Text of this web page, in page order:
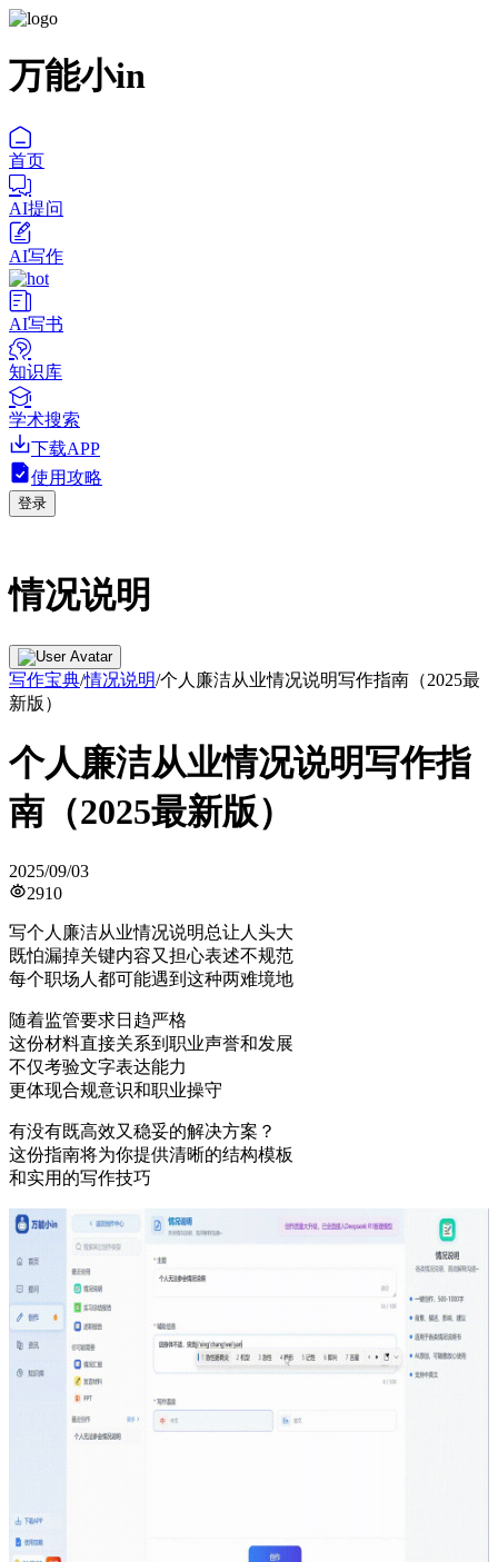
万能小in
首页
AI提问
AI写作
AI写书
知识库
学术搜索
下载APP
使用攻略
登录
情况说明
写作宝典/情况说明/个人廉洁从业情况说明写作指南（2025最
新版）
个人廉洁从业情况说明写作指
南（2025最新版）
2025/09/03
2910
写个人廉洁从业情况说明总让人头大
既怕漏掉关键内容又担心表述不规范
每个职场人都可能遇到这种两难境地
随着监管要求日趋严格
这份材料直接关系到职业声誉和发展
不仅考验文字表达能力
更体现合规意识和职业操守
有没有既高效又稳妥的解决方案？
这份指南将为你提供清晰的结构模板
和实用的写作技巧